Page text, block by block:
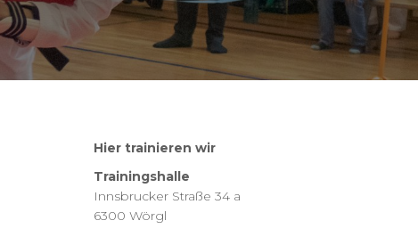
Hier trainieren wir
Trainingshalle
Innsbrucker Straße 34 a
6300 Wörgl